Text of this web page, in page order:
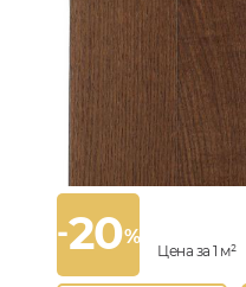
-20%
Цена за 1 м²